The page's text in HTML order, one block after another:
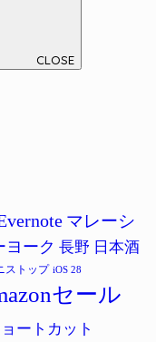
CLOSE
マレーシ
ヨーク 長野 日本酒
ストップ iOS 28
セール
ートカット